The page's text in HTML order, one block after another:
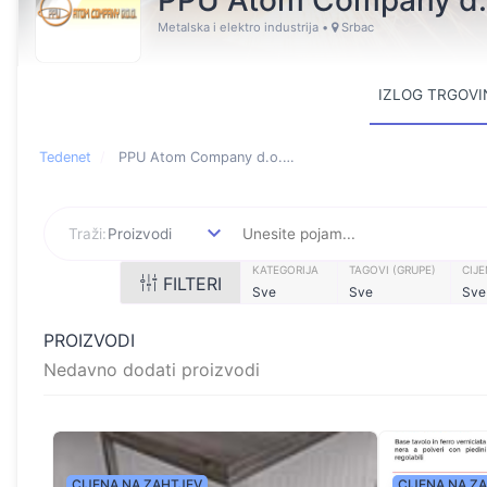
Metalska i elektro industrija • Srbac
IZLOG
Tedenet PPU Atom Company d.o.o. Online trgovina
Online store featuring
Traži:Proizvodi
FILTERI
KATEGORIJA
Sve
TAGOVI (GRUPE)
Sve Sve
PROIZVODI
Nedavno dodati proizvodi